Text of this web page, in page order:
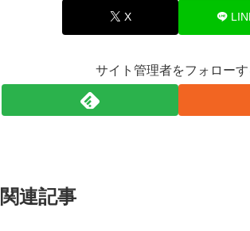
X
サイト管理者をフォローす
関連記事